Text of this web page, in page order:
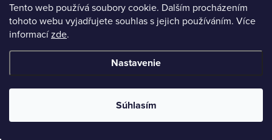
Tento web používá soubory cookie. Dalším procházením
tohoto webu vyjadřujete souhlas s jejich používáním. Více
informacízde.
Nastavenie
Súhlasím